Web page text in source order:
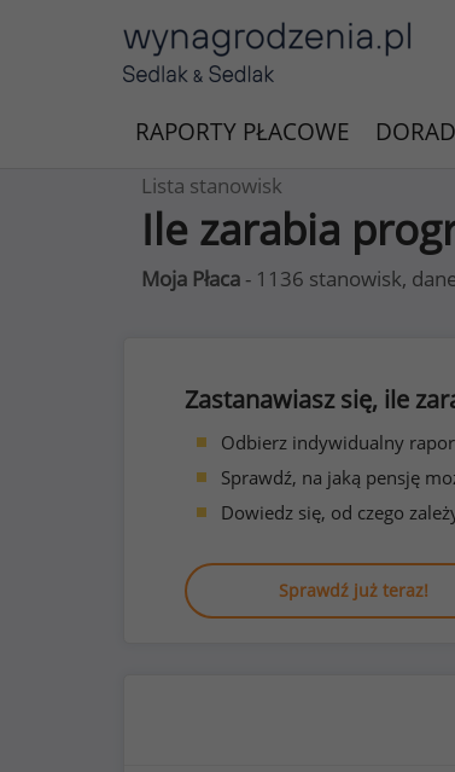
RAPORTY PŁACOWE
Lista stanowisk
Ile zarabia
Moja Płaca - 1136 stanowisk,
Zastanawiasz się, ile
Odbierz indywidualny
Sprawdź, na jaką pensję
Dowiedz się, od czego
Sprawdź już teraz!